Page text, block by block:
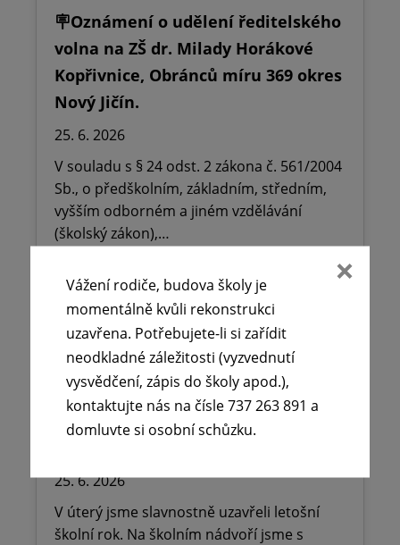
🪧Oznámení o udělení ředitelského
volna na ZŠ dr. Milady Horákové
Kopřivnice, Obránců míru 369 okres
Nový Jičín.
25. 6. 2026
V souladu s § 24 odst. 2 zákona č. 561/2004
Sb., o předškolním, základním, středním,
vyšším odborném a jiném vzdělávání
(školský zákon),…
Číst více
☀️Slavnostní ukončení školního
25. 6. 2026
V úterý jsme slavnostně uzavřeli letošní
školní rok. Na školním nádvoří jsme s
Vážení rodiče, budova školy je
momentálně kvůli rekonstrukci
uzavřena. Potřebujete-li si zařídit
neodkladné záležitosti (vyzvednutí
vysvědčení, zápis do školy apod.),
kontaktujte nás na čísle 737 263 891 a
domluvte si osobní schůzku.